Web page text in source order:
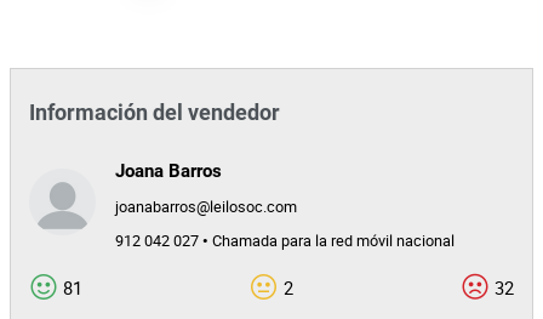
Información del vendedor
Joana Barros
joanabarros@leilosoc.com
912 042 027 • Chamada para la red móvil nacional
81 2 32